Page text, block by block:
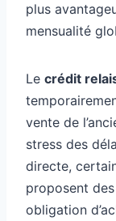
plus
mensualité
Le crédit
vente de
stress des
directe,
proposent
obligation